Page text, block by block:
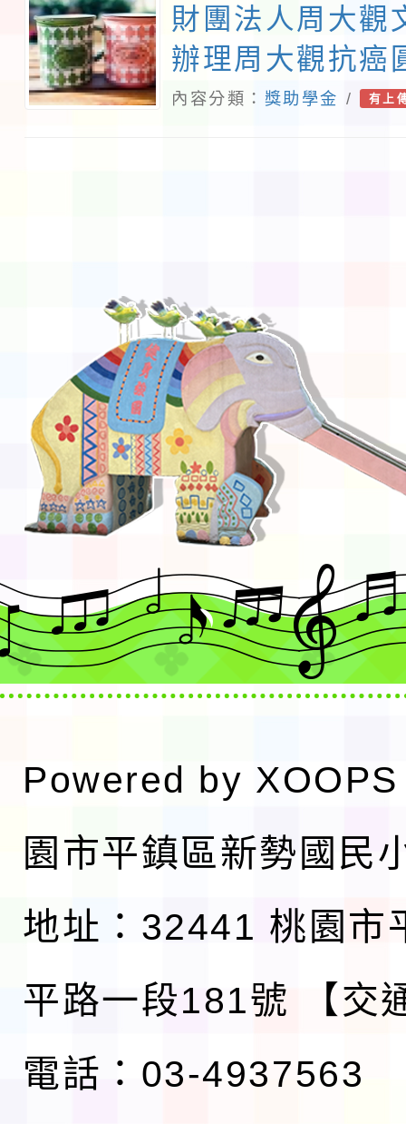
財團法人周大觀
辦理周大觀抗癌
頒發辦法
內容分類： 獎助學金 / 有上
Powered by XOOPS
園市平鎮區新勢國民
地址：32441 桃園市
平路一段181號
【交
電話：03-4937563